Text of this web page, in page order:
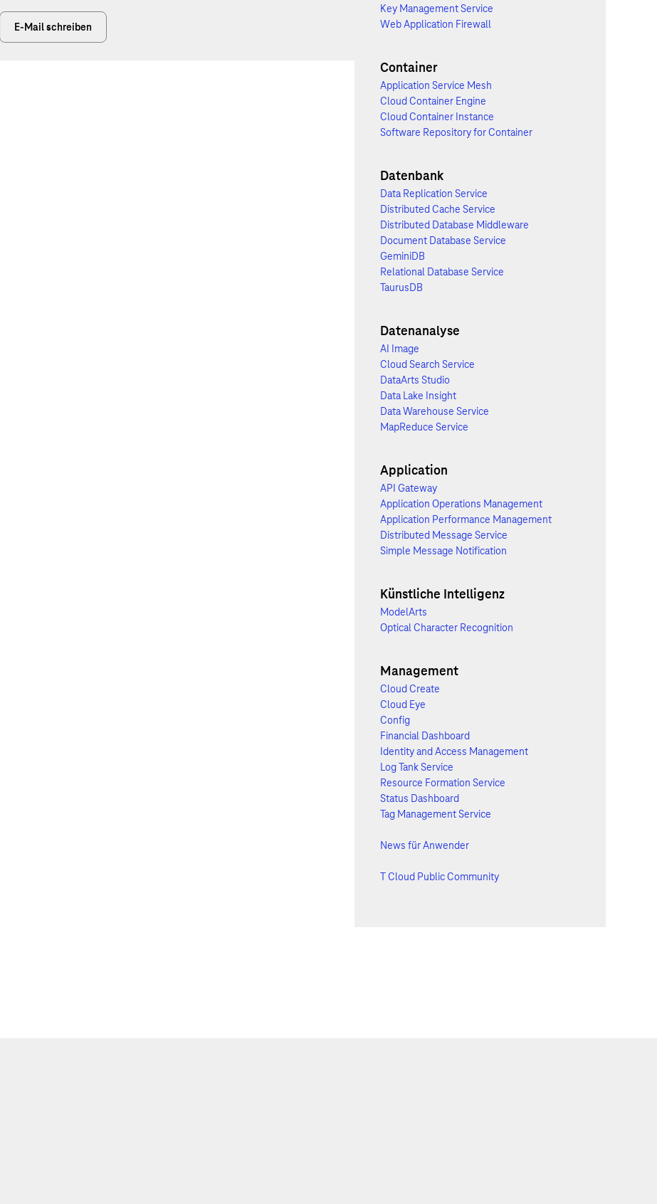
E-Mail schreiben
Key Management Service
Web Application Firewall
Container
Application Service Mesh
Cloud Container Engine
Cloud Container Instance
Software Repository for Container
Datenbank
Data Replication Service
Distributed Cache Service
Distributed Database Middleware
Document Database Service
GeminiDB
Relational Database Service
TaurusDB
Datenanalyse
AI Image
Cloud Search Service
DataArts Studio
Data Lake Insight
Data Warehouse Service
MapReduce Service
Application
API Gateway
Application Operations Management
Application Performance Management
Distributed Message Service
Simple Message Notification
Künstliche Intelligenz
ModelArts
Optical Character Recognition
Management
Cloud Create
Cloud Eye
Config
Financial Dashboard
Identity and Access Management
Log Tank Service
Resource Formation Service
Status Dashboard
Tag Management Service
News für Anwender
T Cloud Public Community